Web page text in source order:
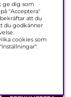
ge dig som
"Acceptera"
att du
du godkänner
cookies som